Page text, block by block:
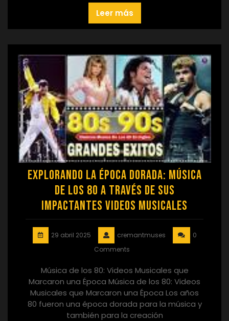
Leer más
Explorando la Época Dorada: Música
de los 80 a Través de sus
Impactantes Videos Musicales
29 abril 2025 cremantmuses
0
Comments
Música de los 80: Videos Musicales que
Marcaron una Época Música de los 80: Videos
Musicales que Marcaron una Época Los años
80 fueron una época dorada para la música y
también para la creación